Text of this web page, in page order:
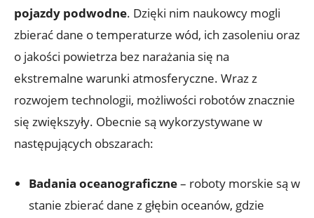
pojazdy podwodne. Dzięki ​nim⁢ naukowcy mogli
zbierać ‍dane‍ o temperaturze wód, ⁢ich zasoleniu oraz
o jakości powietrza bez narażania się na⁤
ekstremalne ‍warunki atmosferyczne.⁣ Wraz‌ z
rozwojem technologii, możliwości​ robotów znacznie
⁣się zwiększyły.​ Obecnie są wykorzystywane w
następujących obszarach:
Badania oceanograficzne– roboty morskie są w
stanie zbierać dane z głębin‌ oceanów, gdzie